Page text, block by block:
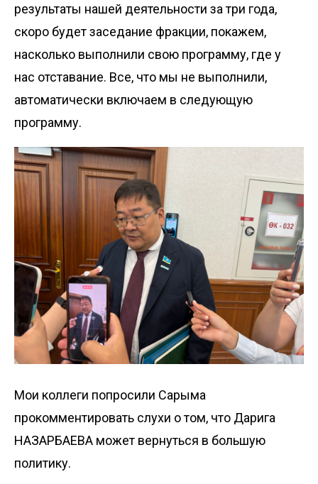
результаты нашей деятельности за три года,
скоро будет заседание фракции, покажем,
насколько выполнили свою программу, где у
нас отставание. Все, что мы не выполнили,
автоматически включаем в следующую
программу.
Мои коллеги попросили Сарыма
прокомментировать слухи о том, что Дарига
НАЗАРБАЕВА может вернуться в большую
политику.